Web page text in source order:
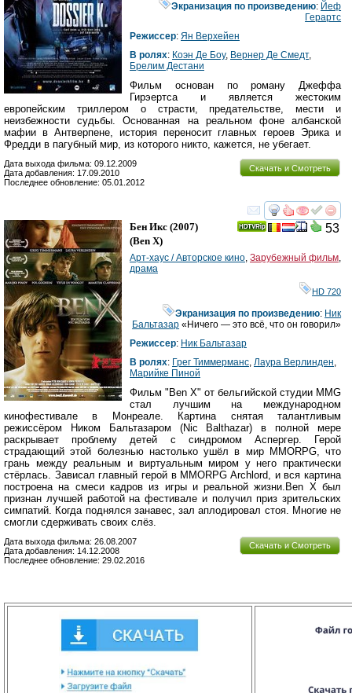
Экранизация по произведению: Йеф
Герартс
Режиссер: Ян Верхейен
В ролях: Коэн Де Боу, Вернер Де Смедт,
Брелим Дестани
Фильм основан по роману Джеффа
Гирэертса и является жестоким
европейским триллером о страсти, предательстве, мести и
неизбежности судьбы. Основанная на реальном фоне албанской
мафии в Антверпене, история переносит главных героев Эрика и
Фредди в пагубный мир, из которого никто, кажется, не убегает.
Скачать и Смотреть
Дата выхода фильма: 09.12.2009
Дата добавления: 17.09.2010
Последнее обновление: 05.01.2012
смотреть
53
Бен Икс (2007)
(Ben X)
Арт-хаус / Авторское кино, Зарубежный фильм,
драма
HD 720
Экранизация по произведению: Ник
Бальтазар «Ничего — это всё, что он говорил»
Режиссер: Ник Бальтазар
В ролях: Грег Тиммерманс, Лаура Верлинден,
Марийке Пиной
Фильм "Ben X" от бельгийской студии MMG
стал лучшим на международном
кинофестивале в Монреале. Картина снятая талантливым
режиссёром Ником Бальтазаром (Nic Balthazar) в полной мере
раскрывает проблему детей с синдромом Аспергер. Герой
страдающий этой болезнью настолько ушёл в мир MMORPG, что
грань между реальным и виртуальным миром у него практически
стёрлась. Зависал главный герой в MMORPG Archlord, и вся картина
построена на смеси кадров из игры и реальной жизни.Ben X был
признан лучшей работой на фестивале и получил приз зрительских
симпатий. Когда поднялся занавес, зал аплодировал стоя. Многие не
смогли сдерживать своих слёз.
Скачать и Смотреть
Дата выхода фильма: 26.08.2007
Дата добавления: 14.12.2008
Последнее обновление: 29.02.2016